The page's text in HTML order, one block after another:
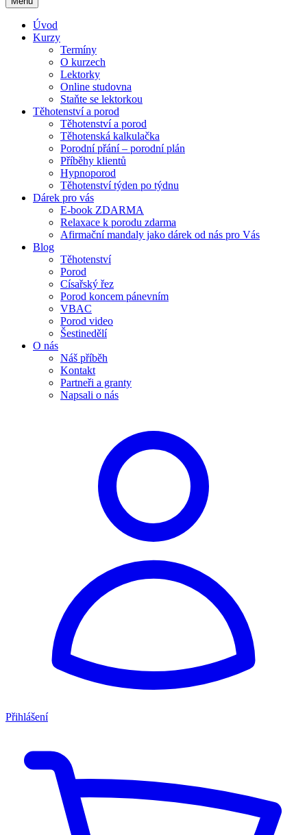
Úvod
Kurzy
Termíny
O kurzech
Lektorky
Online studovna
Staňte se lektorkou
Těhotenství a porod
Těhotenství a porod
Těhotenská kalkulačka
Porodní přání – porodní plán
Příběhy klientů
Hypnoporod
Těhotenství týden po týdnu
Dárek pro vás
E-book ZDARMA
Relaxace k porodu zdarma
Afirmační mandaly jako dárek od nás pro Vás
Blog
Těhotenství
Porod
Císařský řez
Porod koncem pánevním
VBAC
Porod video
Šestinedělí
O nás
Náš příběh
Kontakt
Partneři a granty
Napsali o nás
Přihlášení